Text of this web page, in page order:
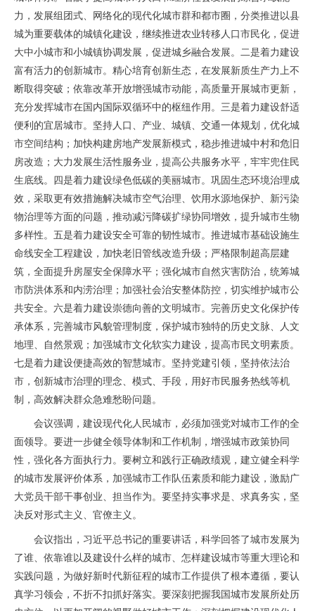
力，发展组团式、网络化的现代化城市群和都市圈，分类推进以县
城为重要载体的城镇化建设，继续推进农业转移人口市民化，促进
大中小城市和小城镇协调发展，促进城乡融合发展。二是着力建设
富有活力的创新城市。精心培育创新生态，在发展新质生产力上不
断取得突破；依靠改革开放增强城市动能，高质量开展城市更新，
充分发挥城市在国内国际双循环中的枢纽作用。三是着力建设舒适
便利的宜居城市。坚持人口、产业、城镇、交通一体规划，优化城
市空间结构；加快构建房地产发展新模式，稳步推进城中村和危旧
房改造；大力发展生活性服务业，提高公共服务水平，牢牢兜住民
生底线。四是着力建设绿色低碳的美丽城市。巩固生态环境治理成
效，采取更有效措施解决城市空气治理、饮用水源地保护、新污染
物治理等方面的问题，推动减污降碳扩绿协同增效，提升城市生物
多样性。五是着力建设安全可靠的韧性城市。推进城市基础设施生
命线安全工程建设，加快老旧管线改造升级；严格限制超高层建
筑，全面提升房屋安全保障水平；强化城市自然灾害防治，统筹城
市防洪体系和内涝治理；加强社会治安整体防控，切实维护城市公
共安全。六是着力建设崇德向善的文明城市。完善历史文化保护传
承体系，完善城市风貌管理制度，保护城市独特的历史文脉、人文
地理、自然景观；加强城市文化软实力建设，提高市民文明素质。
七是着力建设便捷高效的智慧城市。坚持党建引领，坚持依法治
市，创新城市治理的理念、模式、手段，用好市民服务热线等机
制，高效解决群众急难愁盼问题。
会议强调，建设现代化人民城市，必须加强党对城市工作的全
面领导。要进一步健全领导体制和工作机制，增强城市政策协同
性，强化各方面执行力。要树立和践行正确政绩观，建立健全科学
的城市发展评价体系，加强城市工作队伍素质和能力建设，激励广
大党员干部干事创业、担当作为。要坚持实事求是、求真务实，坚
决反对形式主义、官僚主义。
会议指出，习近平总书记的重要讲话，科学回答了城市发展为
了谁、依靠谁以及建设什么样的城市、怎样建设城市等重大理论和
实践问题，为做好新时代新征程的城市工作提供了根本遵循，要认
真学习领会，不折不扣抓好落实。要深刻把握我国城市发展所处历